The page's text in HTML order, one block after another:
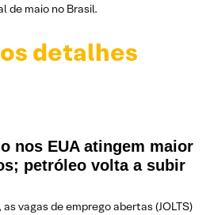
de maio no Brasil.
detalhes
nos EUA atingem maior
petróleo volta a subir
vagas de emprego abertas (JOLTS)